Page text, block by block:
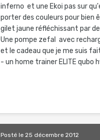
inferno et une Ekoi pas sur
porter des couleurs pour bien
gilet jaune réfléchissant par
Une pompe zefal avec
et le cadeau que je me suis
- un home trainer ELITE qubo
Postéle 25 décembre 2012